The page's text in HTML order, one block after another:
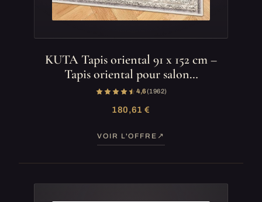
KUTA Tapis oriental 91 x 152 cm –
Tapis oriental pour salon…
4,6(1 962)
180,61 €
VOIR L'OFFRE